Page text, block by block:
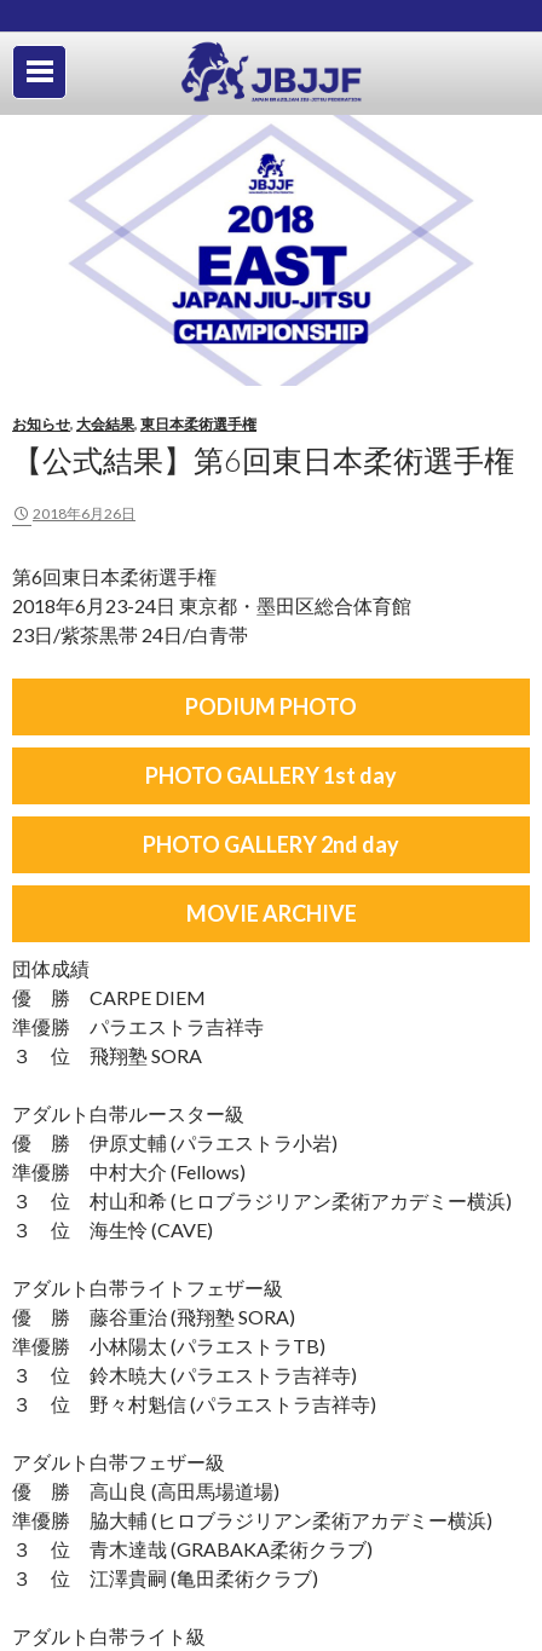
お知らせ, 大会結果, 東日本柔術選手権
【公式結果】第6回東日本柔術選手権
2018年6月26日
第6回東日本柔術選手権
2018年6月23-24日 東京都・墨田区総合体育館
23日/紫茶黒帯 24日/白青帯
PODIUM PHOTO
PHOTO GALLERY 1st day
PHOTO GALLERY 2nd day
MOVIE ARCHIVE
団体成績
優 勝 CARPE DIEM
準優勝 パラエストラ吉祥寺
３ 位 飛翔塾 SORA
アダルト白帯ルースター級
優 勝 伊原丈輔 (パラエストラ小岩)
準優勝 中村大介 (Fellows)
３ 位 村山和希 (ヒロブラジリアン柔術アカデミー横浜)
３ 位 海生怜 (CAVE)
アダルト白帯ライトフェザー級
優 勝 藤谷重治 (飛翔塾 SORA)
準優勝 小林陽太 (パラエストラTB)
３ 位 鈴木暁大 (パラエストラ吉祥寺)
３ 位 野々村魁信 (パラエストラ吉祥寺)
アダルト白帯フェザー級
優 勝 高山良 (高田馬場道場)
準優勝 脇大輔 (ヒロブラジリアン柔術アカデミー横浜)
３ 位 青木達哉 (GRABAKA柔術クラブ)
３ 位 江澤貴嗣 (亀田柔術クラブ)
アダルト白帯ライト級